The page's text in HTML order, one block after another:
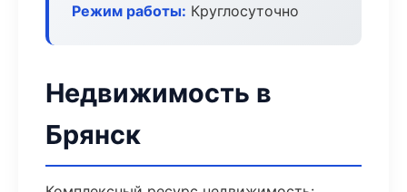
Режим работы: Круглосуточно
Недвижимость в
Брянск